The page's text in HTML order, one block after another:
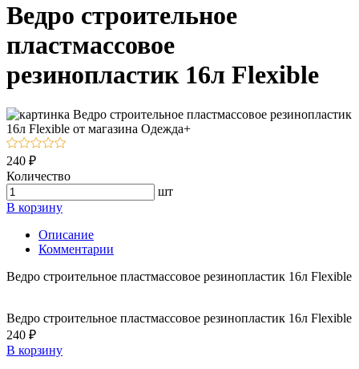
Ведро строительное
пластмассовое
резинопластик 16л Flexible
240 ₽
Количество
шт
В корзину
Описание
Комментарии
Ведро строительное пластмассовое резинопластик 16л Flexible
Ведро строительное пластмассовое резинопластик 16л Flexible
240 ₽
В корзину